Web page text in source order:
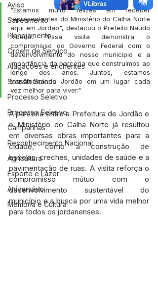
Aviso
Saneamento
Planejamento
Ordem de Serviço
Alagações e enchentes
Sessão Solene
Processo Seletivo
Processo Seletivo
Campanhas
Reconhecimento Nacional
Agricultura
Esporte e Lazer
Aniversário
Memória e Cultura
"Estamos muito felizes em receber
representantes do Ministério do Calha Norte
aqui em Jordão", destacou o Prefeito Naudo
Ribeiro. "Essa visita demonstra o
compromisso do Governo Federal com o
desenvolvimento do nosso município e a
importância da parceria que construímos ao
longo dos anos. Juntos, estamos
transformando Jordão em um lugar cada
vez melhor para viver."
A parceria entre a Prefeitura de Jordão e
o Ministério do Calha Norte já resultou
em diversas obras importantes para a
cidade, como a construção de
escolas, creches, unidades de saúde e a
pavimentação de ruas. A visita reforça o
compromisso mútuo com o
desenvolvimento sustentável do
município e a busca por uma vida melhor
para todos os jordanenses.